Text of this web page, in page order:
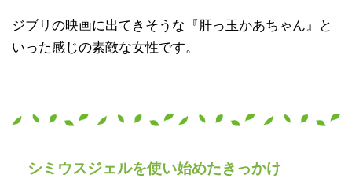
ジブリの映画に出てきそうな『肝っ玉かあちゃん』と
いった感じの素敵な女性です。
シミウスジェルを使い始めたきっかけ